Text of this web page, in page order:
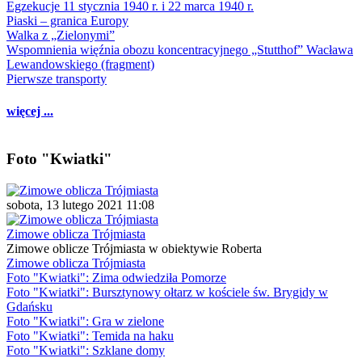
Egzekucje 11 stycznia 1940 r. i 22 marca 1940 r.
Piaski – granica Europy
Walka z „Zielonymi”
Wspomnienia więźnia obozu koncentracyjnego „Stutthof” Wacława
Lewandowskiego (fragment)
Pierwsze transporty
więcej ...
Foto "Kwiatki"
sobota, 13 lutego 2021 11:08
Zimowe oblicza Trójmiasta
Zimowe oblicze Trójmiasta w obiektywie Roberta
Zimowe oblicza Trójmiasta
Foto "Kwiatki": Zima odwiedziła Pomorze
Foto "Kwiatki": Bursztynowy ołtarz w kościele św. Brygidy w
Gdańsku
Foto "Kwiatki": Gra w zielone
Foto "Kwiatki": Temida na haku
Foto "Kwiatki": Szklane domy